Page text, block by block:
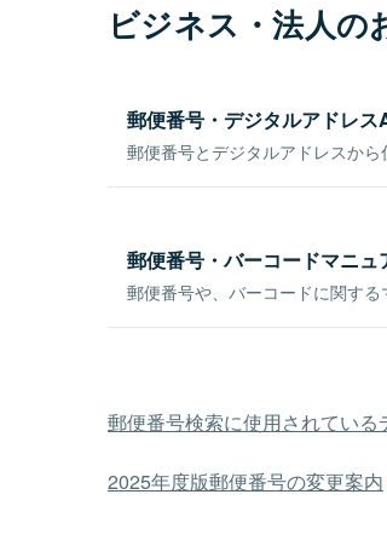
ビジネス・法人の
郵便番号・デジタルアドレス
郵便番号とデジタルアドレスから
郵便番号・バーコードマニュ
郵便番号や、バーコードに関する
郵便番号検索に使用されている
2025年度版郵便番号の変更案内